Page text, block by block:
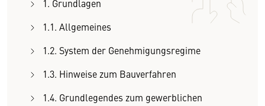
1. Grundlagen
1.1. Allgemeines
1.2. System der Genehmigungsregime
1.3. Hinweise zum Bauverfahren
1.4. Grundlegendes zum gewerblichen